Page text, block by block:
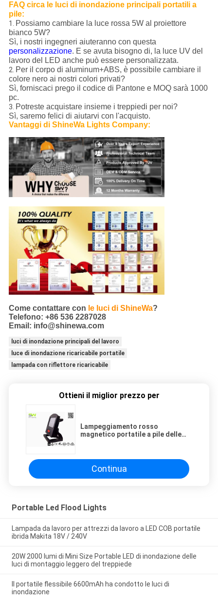
FAQ circa le luci di inondazione principali portatili a
pile:
1. Possiamo cambiare la luce rossa 5W al proiettore
bianco 5W?
Sì, i nostri ingegneri aiuteranno con questa
personalizzazione. E se avuta bisogno di, la luce UV del
lavoro del LED anche può essere personalizzata.
2. Per il corpo di aluminum+ABS, è possibile cambiare il
colore nero ai nostri colori privati?
Sì, forniscaci prego il codice di Pantone e MOQ sarà 1000
pc.
3. Potreste acquistare insieme i treppiedi per noi?
Sì, saremo felici di aiutarvi con l'acquisto.
Vantaggi di ShineWa Lights Company:
Come contattare con le luci di ShineWa?
Telefono: +86 536 2287028
Email: info@shinewa.com
luci di inondazione principali del lavoro
luce di inondazione ricaricabile portatile
lampada con riflettore ricaricabile
Ottieni il miglior prezzo per
Lampeggiamento rosso
magnetico portatile a pile delle
Continua
Portable Led Flood Lights
Lampada da lavoro per attrezzi da lavoro a LED COB portatile
ibrida Makita 18V / 240V
20W 2000 lumi di Mini Size Portable LED di inondazione delle
luci di montaggio leggero del treppiede
Il portatile flessibile 6600mAh ha condotto le luci di
inondazione